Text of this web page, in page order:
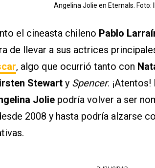
Angelina Jolie en Eternals. Foto:
el cineasta chileno Pablo
de llevar a sus actrices
, algo que ocurrió tanto con
Stewart y Spencer.
Jolie podría volver a ser
2008 y hasta podría alzarse